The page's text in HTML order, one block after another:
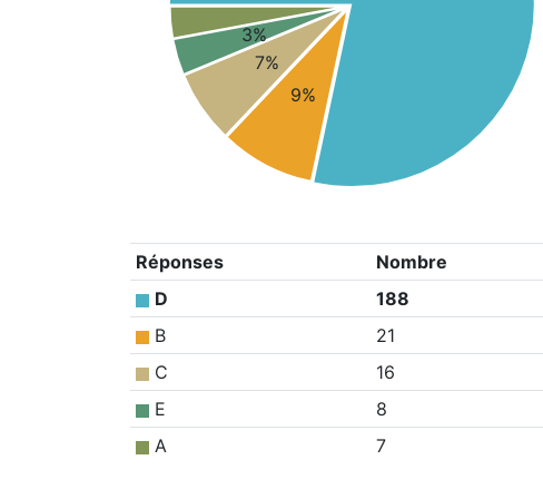
9%
7%
3%
Réponses Nombre
D
188
B
21
C
16
E
8
A
7